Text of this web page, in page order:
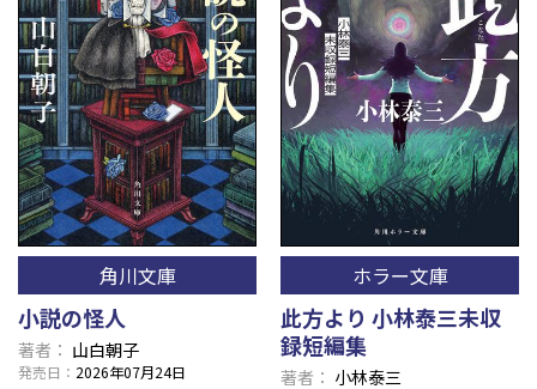
角川文庫
小説の怪人
著者 山白朝子
発売日 2026年07月24日
ホラー文庫
此方より 小林泰三未収
録短編集
著者 小林泰三